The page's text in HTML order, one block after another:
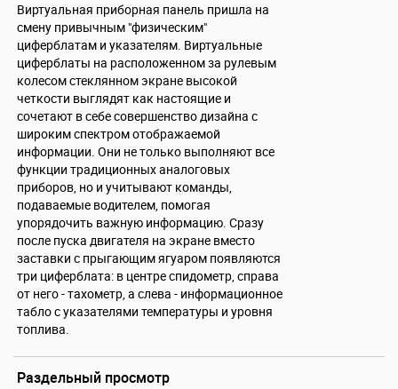
Виртуальная приборная панель пришла на
смену привычным "физическим"
циферблатам и указателям. Виртуальные
циферблаты на расположенном за рулевым
колесом стеклянном экране высокой
четкости выглядят как настоящие и
сочетают в себе совершенство дизайна с
широким спектром отображаемой
информации. Они не только выполняют все
функции традиционных аналоговых
приборов, но и учитывают команды,
подаваемые водителем, помогая
упорядочить важную информацию. Сразу
после пуска двигателя на экране вместо
заставки с прыгающим ягуаром появляются
три циферблата: в центре спидометр, справа
от него - тахометр, а слева - информационное
табло с указателями температуры и уровня
топлива.
Раздельный просмотр